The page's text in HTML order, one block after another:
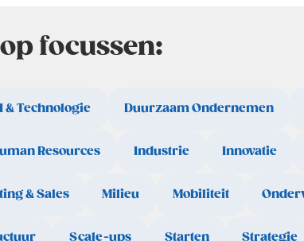
focussen:
Technologie Duurzaam Ondernemen
Resources Industrie Innovatie
& Sales Milieu Mobiliteit
Scale-ups Starten Strategie